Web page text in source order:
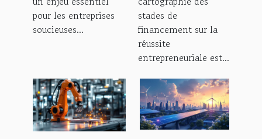
pour les entreprises
soucieuses...
succès ?
stades de
financement sur la
réussite
entrepreneuriale est...